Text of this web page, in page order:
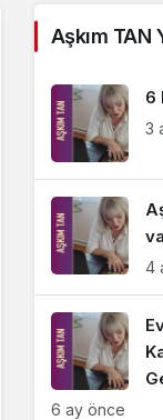
Aşkım TAN
6
3
4
6 ay önce